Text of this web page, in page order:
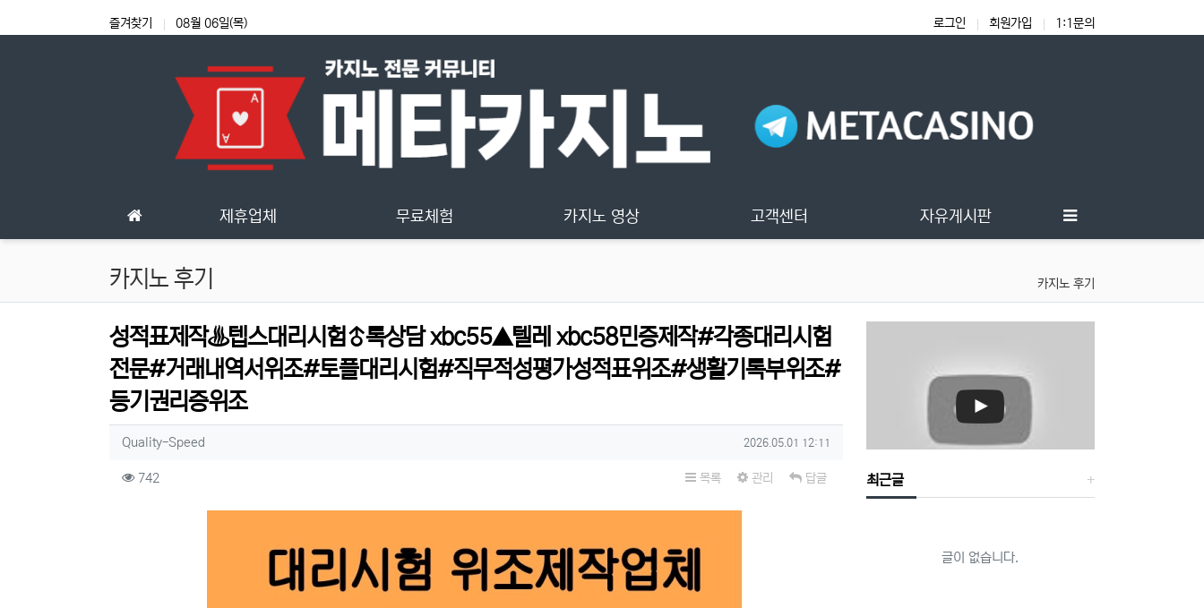
즐겨찾기 08월 06일(목) 로그인 회원가입 1:1문의
제휴업체 무료체험 카지노 영상 고객센터 자유게시판
카지노 후기 카지노 후기
성적표제작♨텝스대리시험♂톡상담 xbc55▲텔레 xbc58민증제작#각종대리시험
전문#거래내역서위조#토플대리시험#직무적성평가성적표위조#생활기록부위조#
등기권리증위조
작성자 정보
Quality-Speed 작성일
2026.05.01 12:11
컨텐츠 정보
742 목록 관리 답글 최근글
글이 없습니다.